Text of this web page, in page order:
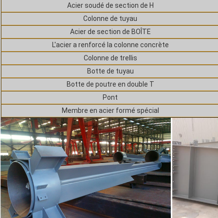
Acier soudé de section de H
Colonne de tuyau
Acier de section de BOÎTE
L'acier a renforcé la colonne concrète
Colonne de trellis
Botte de tuyau
Botte de poutre en double T
Pont
Membre en acier formé spécial